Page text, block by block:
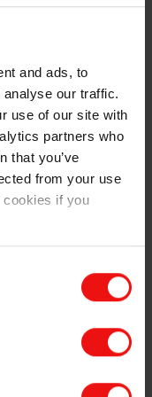
and ads, to
our traffic.
use of our site with
partners who
that you’ve
from your use
if you
et pour une
de métaux par
sous
magnésium,
permet un
moule, assurant
à la
permettent
les propriétés
moulage de vos
et du caoutchouc,
où la
de surface
caractéristiques